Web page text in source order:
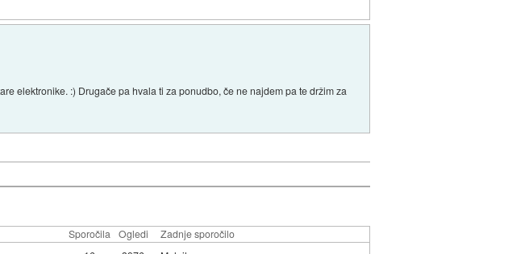
elektronike. :) Drugače pa hvala ti za ponudbo, če ne najdem pa te držim za
Sporočila Ogledi Zadnje sporočilo